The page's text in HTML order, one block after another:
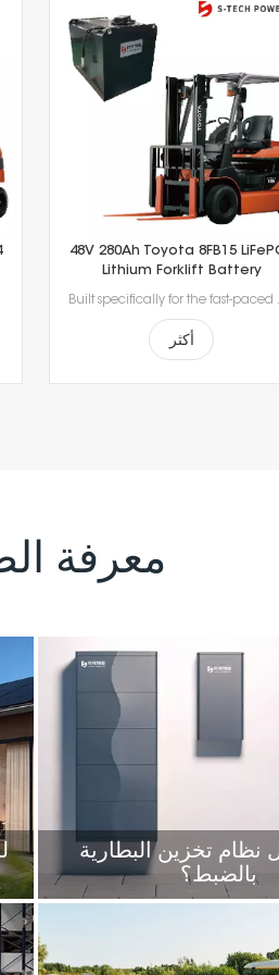
48V 280Ah Toyota 8FB15
Lithium Forklift Battery
Built specifically for the fast-paced nature of
أكثر
معرفة
نظام تخزين البطارية
بالضبط؟
تقسيم نظام محطة توليد